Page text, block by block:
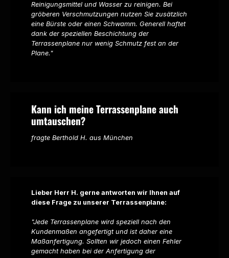
Reinigungsmittel und Wasser zu reinigen. Bei
gröberen Verschmutzungen nutzen Sie zusätzlich
eine Bürste oder einen Schwamm. Generell haftet
dank der speziellen Beschichtung der
Terrassenplane nur wenig Schmutz fest an der
Plane."
Kann ich meine Terrassenplane auch
umtauschen?
fragte Berthold H. aus München
Lieber Herr H. gerne antworten wir Ihnen auf
diese Frage zu unserer Terrassenplane:
"Jede Terrassenplane wird speziell nach den
Kundenmaßen angefertigt und ist daher eine
Maßanfertigung. Sollten wir jedoch einen Fehler
gemacht haben bei der Anfertigung der